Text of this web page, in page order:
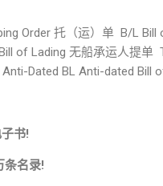
Order 托（运）单 B/L
of Lading 无船承运人提
Dated BL Anti-dated Bill
书!
条名录!